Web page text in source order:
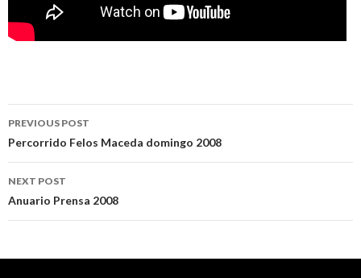
navigation
PREVIOUS POST
Percorrido Felos Maceda domingo 2008
NEXT POST
Anuario Prensa 2008